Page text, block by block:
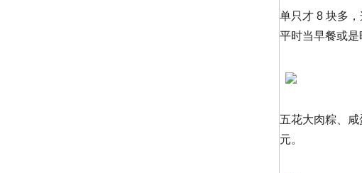
单只才 8 块多
平时当早餐或是
五花大肉粽、
元。